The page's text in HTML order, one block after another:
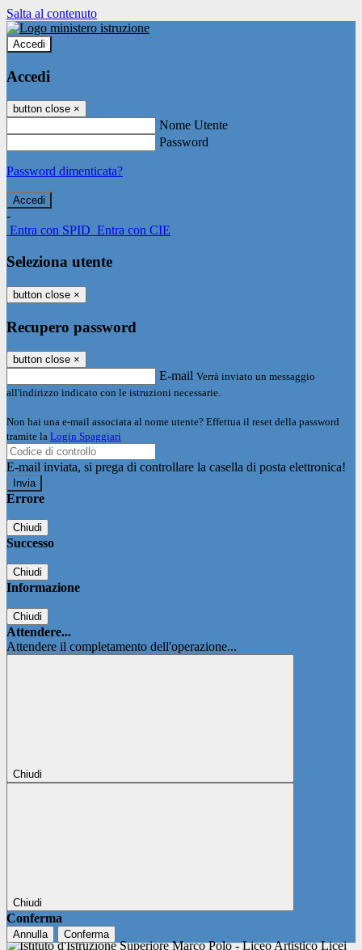
Salta al contenuto
Accedi
Accedi
button close ×
Nome Utente
Password
Password dimenticata?
-
Entra con SPID Entra con CIE
Seleziona utente
button close ×
Recupero password
button close ×
E-mail Verrà inviato un messaggio
all'indirizzo indicato con le istruzioni necessarie.
Non hai una e-mail associata al nome utente? Effettua il reset della password
tramite la Login Spaggiari
E-mail inviata, si prega di controllare la casella di posta elettronica!
Errore
Chiudi
Successo
Chiudi
Informazione
Chiudi
Attendere...
Attendere il completamento dell'operazione...
Chiudi
Chiudi
Conferma
Annulla Conferma